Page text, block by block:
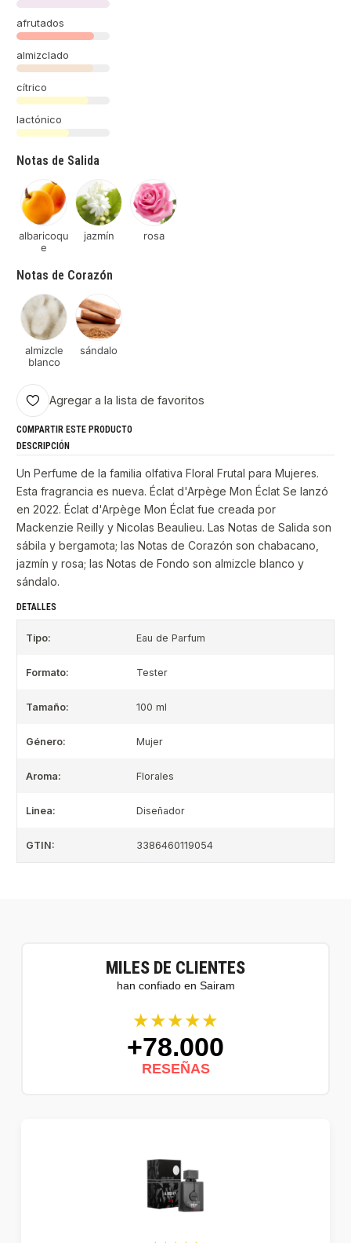
afrutados
almizclado
cítrico
lactónico
Notas de Salida
albaricoqu
e
jazmín rosa
Notas de Corazón
almizcle
blanco
sándalo
Agregar a la lista de favoritos
COMPARTIR ESTE PRODUCTO
DESCRIPCIÓN
Un Perfume de la familia olfativa Floral Frutal para Mujeres.
Esta fragrancia es nueva. Éclat d'Arpège Mon Éclat Se lanzó
en 2022. Éclat d'Arpège Mon Éclat fue creada por
Mackenzie Reilly y Nicolas Beaulieu. Las Notas de Salida son
sábila y bergamota; las Notas de Corazón son chabacano,
jazmín y rosa; las Notas de Fondo son almizcle blanco y
sándalo.
DETALLES
Tipo: Eau de Parfum
Formato: Tester
Tamaño: 100 ml
Género: Mujer
Aroma: Florales
Linea: Diseñador
GTIN: 3386460119054
MILES DE CLIENTES
han confiado en Sairam
★★★★★
+78.000
RESEÑAS